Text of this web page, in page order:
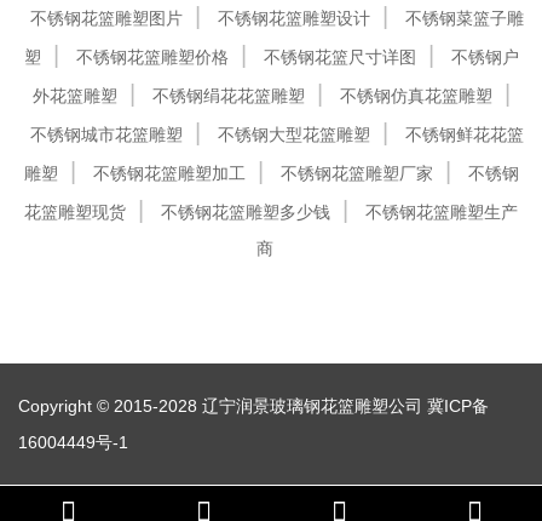
不锈钢花篮雕塑图片
不锈钢花篮雕塑设计
不锈钢菜篮子雕
塑
不锈钢花篮雕塑价格 不锈钢花篮尺寸详图
不锈钢户
外花篮雕塑
不锈钢绢花花篮雕塑
不锈钢仿真花篮雕塑
不锈钢城市花篮雕塑
不锈钢大型花篮雕塑
不锈钢鲜花花篮
雕塑
不锈钢花篮雕塑加工 不锈钢花篮雕塑厂家
不锈钢
花篮雕塑现货
不锈钢花篮雕塑多少钱
不锈钢花篮雕塑生产
商
Copyright © 2015-2028 辽宁润景玻璃钢花篮雕塑公司 冀ICP备
16004449号-1